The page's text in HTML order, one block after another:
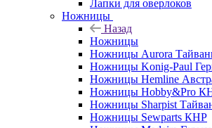
Лапки для оверлоков
Ножницы
Назад
Ножницы
Ножницы Aurora
Ножницы Konig-Paul
Ножницы Hemline
Ножницы Hobby&Pro
Ножницы Sharpist
Ножницы Sewparts КНР